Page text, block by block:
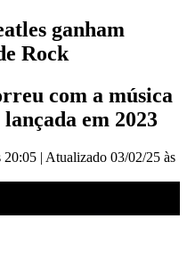
ganham
Rock
com a música
em 2023
20:05 | Atualizado 03/02/25 às